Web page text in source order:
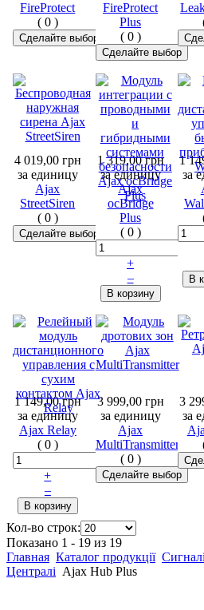
FireProtect
(0 )
FireProtect
Plus
(0 )
4 019,00 грн
за единицу
Ajax
StreetSiren
(0 )
1 319,00 грн
за единицу
Ajax
ocBridge
Plus
(0 )
+
–
1
за
1 149,00 грн
за единицу
Ajax Relay
(0 )
+
–
3 999,00 грн
за единицу
Ajax
MultiTransmitter
(0 )
3
за
Кол-во строк:
Показано 1 - 19 из 19
Главная Каталог продукції
Централі Ajax Hub Plus